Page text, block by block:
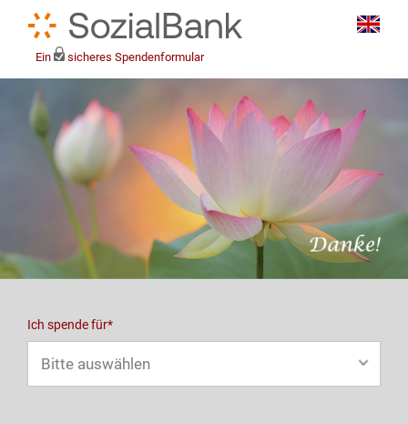
Ein sicheres Spendenformular
Ich spende für*